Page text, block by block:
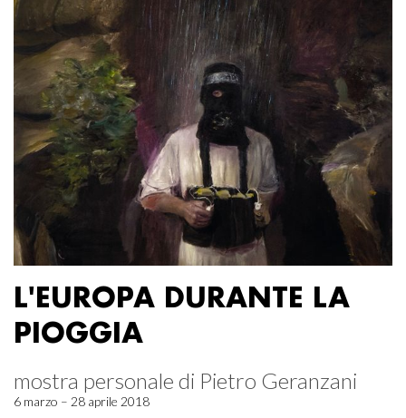
L'EUROPA DURANTE LA
PIOGGIA
mostra personale di Pietro Geranzani
6 marzo – 28 aprile 2018